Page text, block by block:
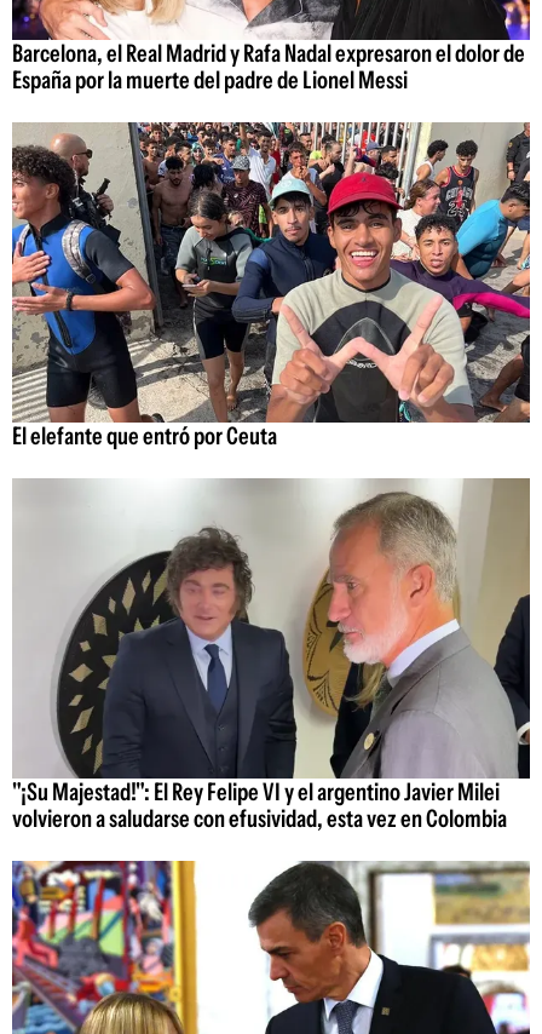
Barcelona, el Real Madrid y Rafa Nadal expresaron el dolor de
España por la muerte del padre de Lionel Messi
El elefante que entró por Ceuta
"¡Su Majestad!": El Rey Felipe VI y el argentino Javier Milei
volvieron a saludarse con efusividad, esta vez en Colombia